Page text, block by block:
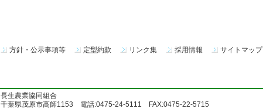
方針・公示事項等 定型約款 リンク集 採用情報 サイトマップ
長生農業協同組合
千葉県茂原市高師1153 電話:0475-24-5111 FAX:0475-22-5715